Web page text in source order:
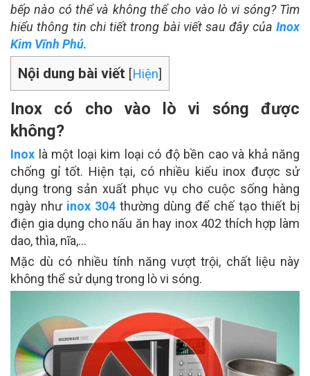
bếp nào có thể và không thể cho vào lò vi sóng? Tìm
hiểu thông tin chi tiết trong bài viết sau đây của Inox
Kim Vĩnh Phú.
Nội dung bài viết [Hiện]
Inox có cho vào lò vi sóng được
không?
Inox là một loại kim loại có độ bền cao và khả năng
chống gỉ tốt. Hiện tại, có nhiều kiểu inox được sử
dụng trong sản xuất phục vụ cho cuộc sống hàng
ngày như inox 304 thường dùng để chế tạo thiết bị
điện gia dụng cho nấu ăn hay inox 402 thích hợp làm
dao, thìa, nĩa,…
Mặc dù có nhiều tính năng vượt trội, chất liệu này
không thể sử dụng trong lò vi sóng.